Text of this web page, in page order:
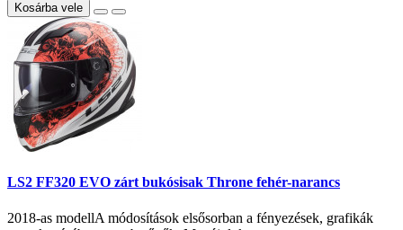
Kosárba vele
LS2 FF320 EVO zárt bukósisak Throne fehér-narancs
2018-as modellA módosítások elsősorban a fényezések, grafikák